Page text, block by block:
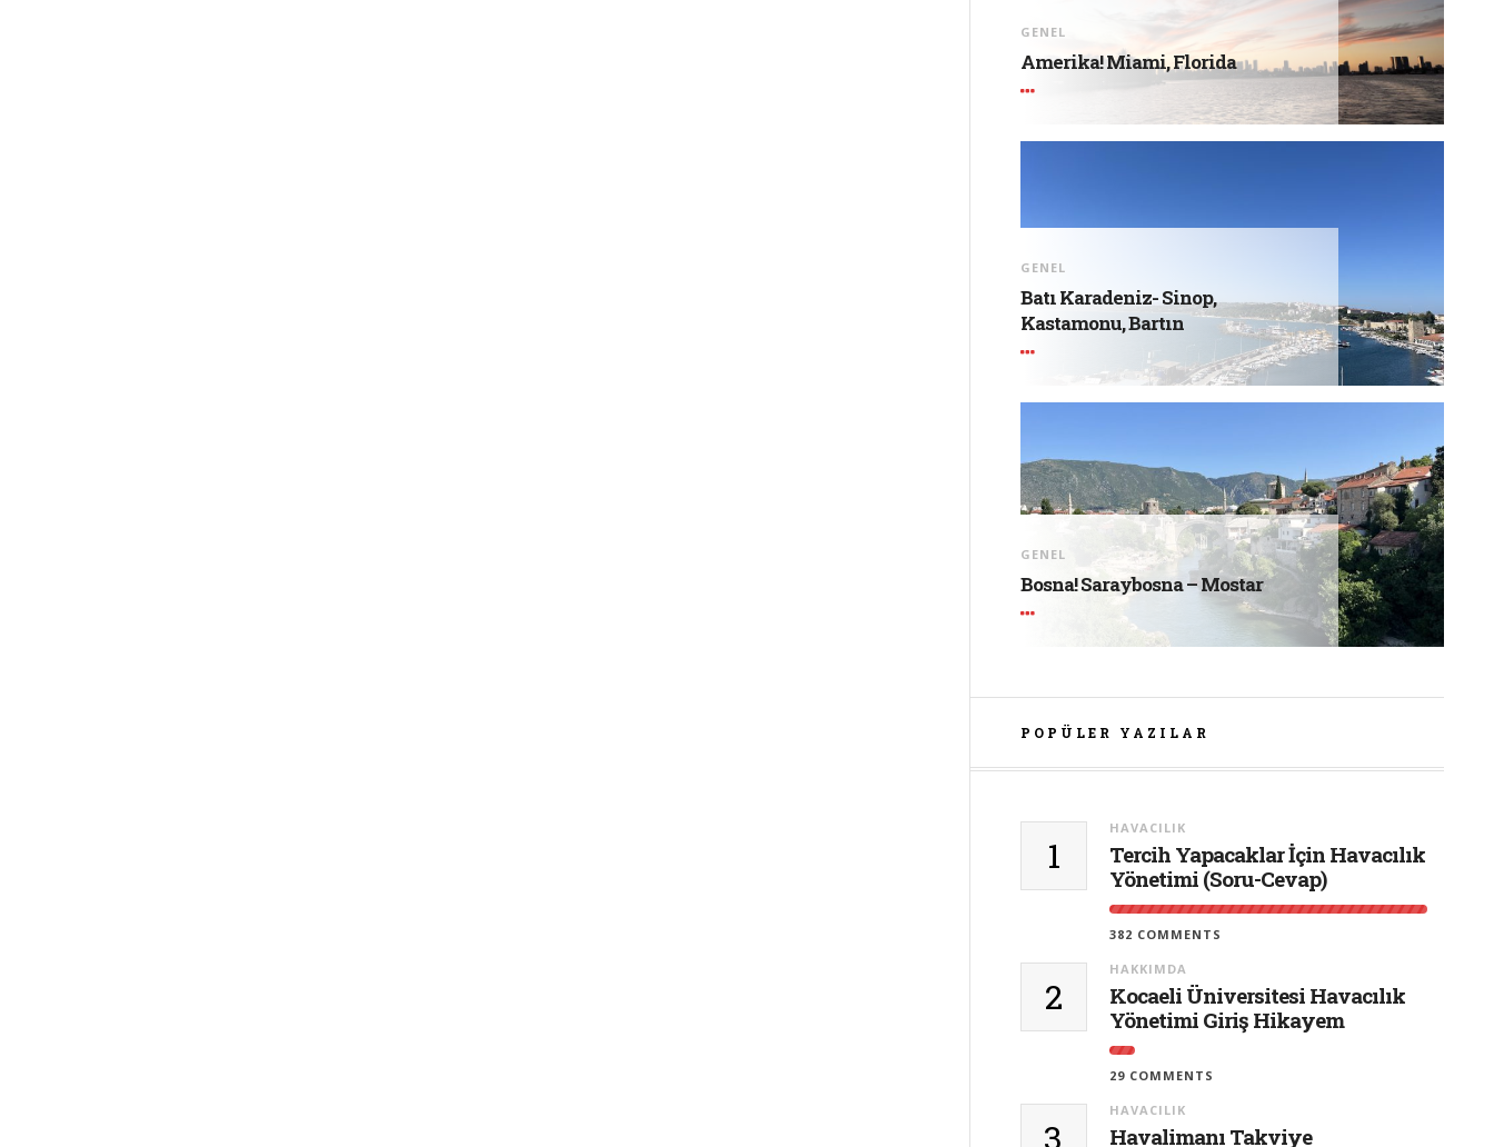
GENEL
Amerika! Miami, Florida
GENEL
Batı Karadeniz- Sinop,
Kastamonu, Bartın
GENEL
Bosna! Saraybosna – Mostar
POPÜLER YAZILAR
1
HAVACILIK
Tercih Yapacaklar İçin Havacılık
Yönetimi (Soru-Cevap)
382 COMMENTS
2
HAKKIMDA
Kocaeli Üniversitesi Havacılık
Yönetimi Giriş Hikayem
29 COMMENTS
3
HAVACILIK
Havalimanı Takviye